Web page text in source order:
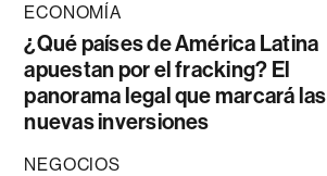
ECONOMÍA
¿Qué países de América Latina
apuestan por el fracking? El
panorama legal que marcará las
nuevas inversiones
NEGOCIOS